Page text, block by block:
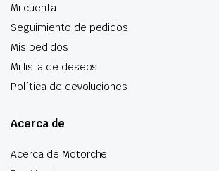
Mi cuenta
Seguimiento de pedidos
Mis pedidos
Mi lista de deseos
Política de devoluciones
Acerca de
Acerca de Motorche